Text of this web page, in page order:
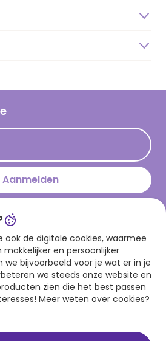
Aanmelden
ook de digitale cookies, waarmee
en persoonlijker
we bijvoorbeeld voor je wat er in je
we steeds onze website en
zien die het best passen
Meer weten over cookies?